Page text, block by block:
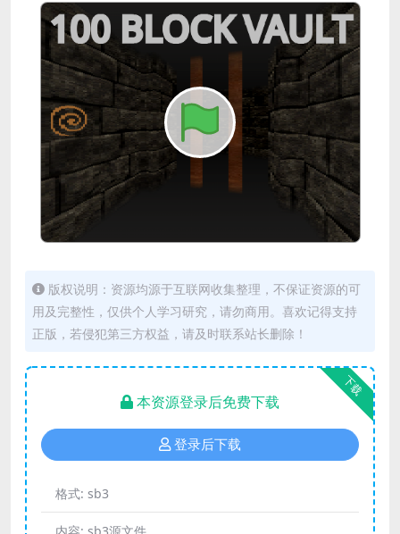
版权说明：资源均源于互联网收集整理，不保证资源的可
用及完整性，仅供个人学习研究，请勿商用。喜欢记得支持
正版，若侵犯第三方权益，请及时联系站长删除！
下载
本资源登录后免费下载
登录后下载
格式: sb3